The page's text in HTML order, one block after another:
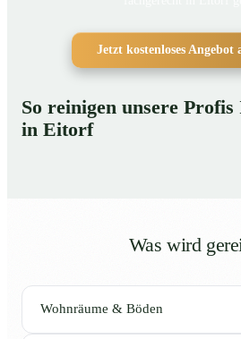
Jetzt kostenloses Angebot
So reinigen unsere
in Eitorf
Was wird
Wohnräume & Böden